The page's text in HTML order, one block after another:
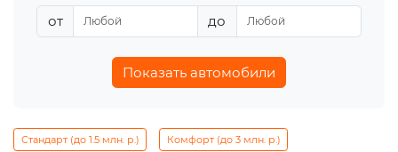
от до
Показать автомобили
Стандарт (до 1.5 млн. р.) Комфорт (до 3 млн. р.)